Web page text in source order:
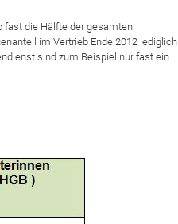
fast die Hälfte der gesamten
im Vertrieb Ende 2012 lediglich
sind zum Beispiel nur fast ein